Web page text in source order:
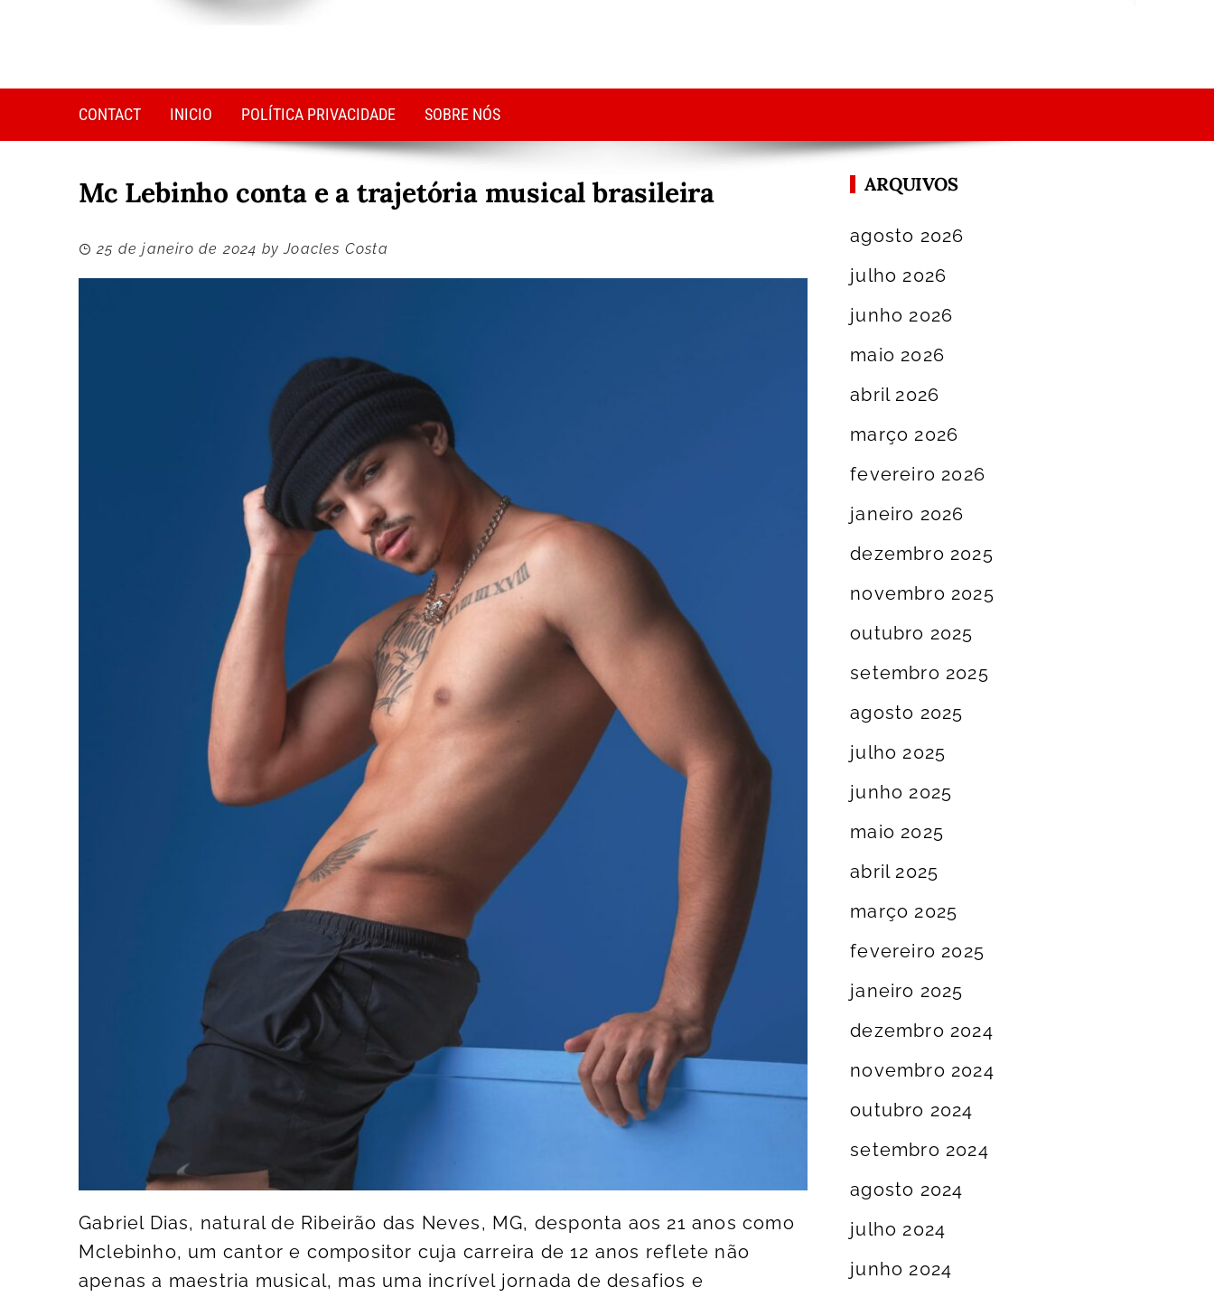
CONTACT INICIO POLÍTICA PRIVACIDADE SOBRE NÓS
Mc Lebinho conta e a trajetória musical brasileira
25 de janeiro de 2024 byJoacles Costa
Gabriel Dias, natural de Ribeirão das Neves, MG, desponta aos 21 anos como
Mclebinho, um cantor e compositor cuja carreira de 12 anos reflete não
apenas a maestria musical, mas uma incrível jornada de desafios e
ARQUIVOS
agosto 2026
julho 2026
junho 2026
maio 2026
abril 2026
março 2026
fevereiro 2026
janeiro 2026
dezembro 2025
novembro 2025
outubro 2025
setembro 2025
agosto 2025
julho 2025
junho 2025
maio 2025
abril 2025
março 2025
fevereiro 2025
janeiro 2025
dezembro 2024
novembro 2024
outubro 2024
setembro 2024
agosto 2024
julho 2024
junho 2024